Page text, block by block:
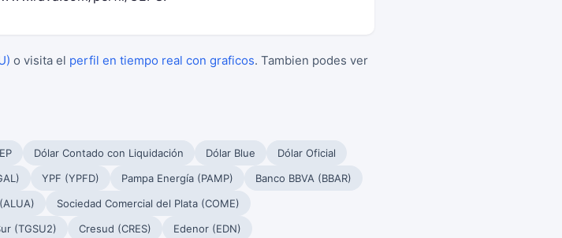
o visita el perfil en tiempo real con graficos. Tambien podes ver
Dólar Contado con Liquidación Dólar Blue
Dólar Oficial
YPF (YPFD) Pampa Energía (PAMP)
Banco BBVA (BBAR)
Sociedad Comercial del Plata (COME)
(TGSU2) Cresud (CRES) Edenor (EDN)